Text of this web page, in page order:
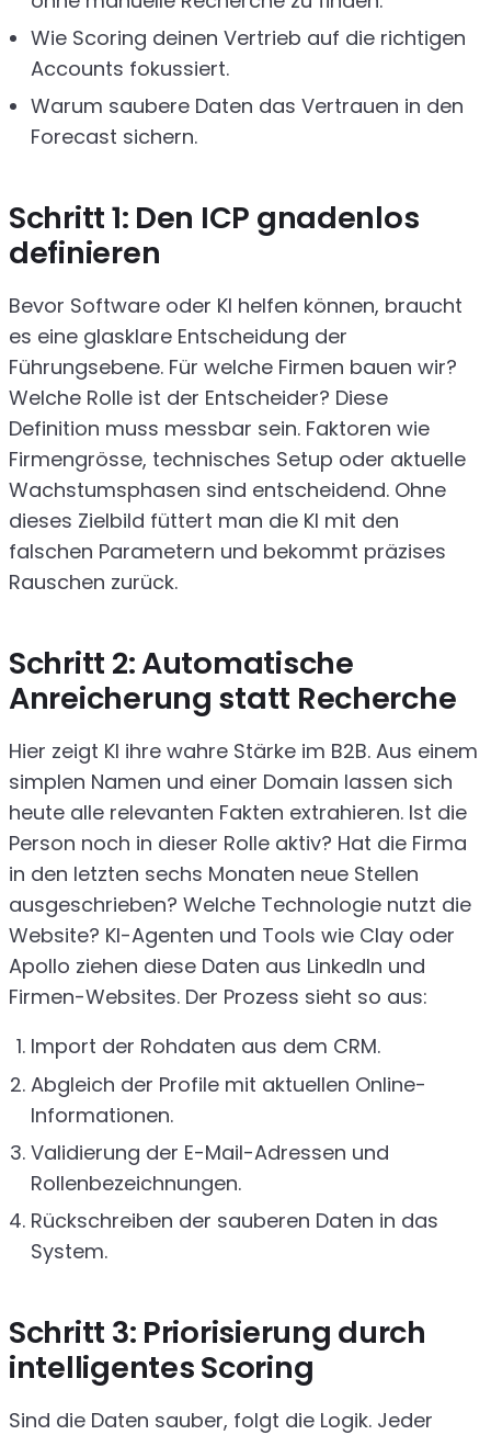
Wie Scoring deinen Vertrieb auf die richtigen
Accounts fokussiert.
Warum saubere Daten das Vertrauen in den
Forecast sichern.
Schritt 1: Den ICP gnadenlos
definieren
Bevor Software oder KI helfen können, braucht
es eine glasklare Entscheidung der
Führungsebene. Für welche Firmen bauen wir?
Welche Rolle ist der Entscheider? Diese
Definition muss messbar sein. Faktoren wie
Firmengrösse, technisches Setup oder aktuelle
Wachstumsphasen sind entscheidend. Ohne
dieses Zielbild füttert man die KI mit den
falschen Parametern und bekommt präzises
Rauschen zurück.
Schritt 2: Automatische
Anreicherung statt Recherche
Hier zeigt KI ihre wahre Stärke im B2B. Aus einem
simplen Namen und einer Domain lassen sich
heute alle relevanten Fakten extrahieren. Ist die
Person noch in dieser Rolle aktiv? Hat die Firma
in den letzten sechs Monaten neue Stellen
ausgeschrieben? Welche Technologie nutzt die
Website? KI-Agenten und Tools wie Clay oder
Apollo ziehen diese Daten aus LinkedIn und
Firmen-Websites. Der Prozess sieht so aus:
Import der Rohdaten aus dem CRM.
Abgleich der Profile mit aktuellen Online-
Informationen.
Validierung der E-Mail-Adressen und
Rollenbezeichnungen.
Rückschreiben der sauberen Daten in das
System.
Schritt 3: Priorisierung durch
intelligentes Scoring
Sind die Daten sauber, folgt die Logik. Jeder